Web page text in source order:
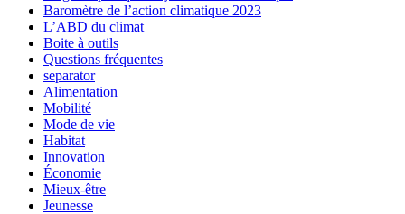
Baromètre de l’action climatique 2023
L’ABD du climat
Boite à outils
Questions fréquentes
separator
Alimentation
Mobilité
Mode de vie
Habitat
Innovation
Économie
Mieux-être
Jeunesse